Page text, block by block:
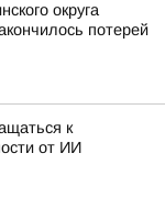
округа
потерей
к
от ИИ